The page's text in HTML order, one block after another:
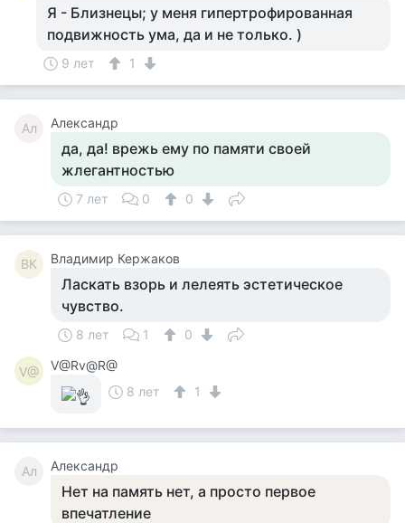
Я - Близнецы; у меня гипертрофированная
подвижность ума, да и не только. )
9 лет 1
Ал Александр
да, да! врежь ему по памяти своей
жлегантностью
7 лет 0 0
ВК Владимир Кержаков
Ласкать взорь и лелеять эстетическое
чувство.
8 лет 1 0
V@
V@Rv@R@
8 лет
1
Ал Александр
Нет на память нет, а просто первое
впечатление